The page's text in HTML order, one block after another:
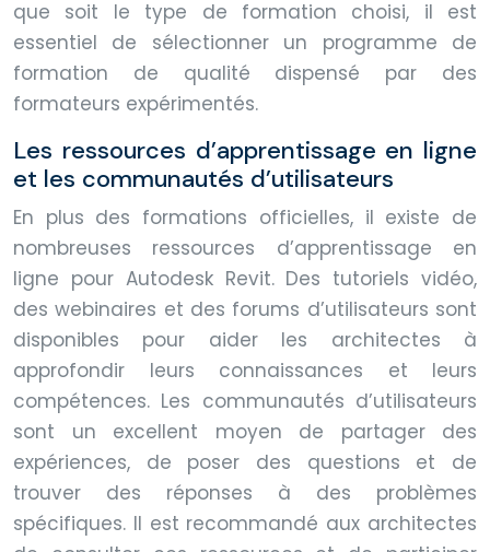
que soit le type de formation choisi, il est
essentiel de sélectionner un programme de
formation de qualité dispensé par des
formateurs expérimentés.
Les ressources d’apprentissage en ligne
et les communautés d’utilisateurs
En plus des formations officielles, il existe de
nombreuses ressources d’apprentissage en
ligne pour Autodesk Revit. Des tutoriels vidéo,
des webinaires et des forums d’utilisateurs sont
disponibles pour aider les architectes à
approfondir leurs connaissances et leurs
compétences. Les communautés d’utilisateurs
sont un excellent moyen de partager des
expériences, de poser des questions et de
trouver des réponses à des problèmes
spécifiques. Il est recommandé aux architectes